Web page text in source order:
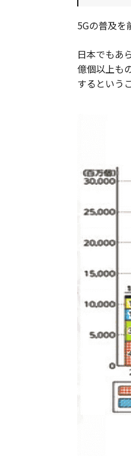
5Gの普及を
日本でもあ
億個以上も
するという